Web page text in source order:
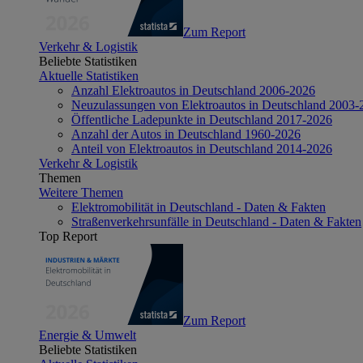
Zum Report
Verkehr & Logistik
Beliebte Statistiken
Aktuelle Statistiken
Anzahl Elektroautos in Deutschland 2006-2026
Neuzulassungen von Elektroautos in Deutschland 2003-
Öffentliche Ladepunkte in Deutschland 2017-2026
Anzahl der Autos in Deutschland 1960-2026
Anteil von Elektroautos in Deutschland 2014-2026
Verkehr & Logistik
Themen
Weitere Themen
Elektromobilität in Deutschland - Daten & Fakten
Straßenverkehrsunfälle in Deutschland - Daten & Fakten
Top Report
Zum Report
Energie & Umwelt
Beliebte Statistiken